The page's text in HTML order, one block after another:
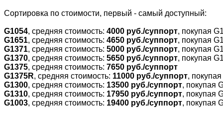
Cортировка по стоимости, первый - самый доступный:
G1054, средняя стоимость: 4000 руб./суппорт, покупая
G1651, средняя стоимость: 4650 руб./суппорт, покупая
G1371, средняя стоимость: 5000 руб./суппорт, покупая
G1370, средняя стоимость: 5650 руб./суппорт, покупая
G1375, средняя стоимость: 7650 руб./суппорт
G1375R, средняя стоимость: 11000 руб./суппорт,
G1300, средняя стоимость: 13500 руб./суппорт, покупая
G1310, средняя стоимость: 17950 руб./суппорт, покупая
G1003, средняя стоимость: 19400 руб./суппорт, покупая